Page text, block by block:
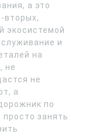
а это
вторых,
экосистемой
и
на
не
не
а
по
занять